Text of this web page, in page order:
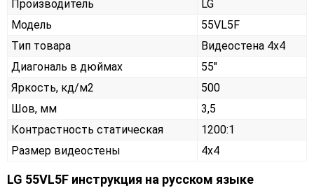
Производитель
LG
Модель
55VL5F
Тип товара
Видеостена 4х4
Диагональ в дюймах
55"
Яркость, кд/м2
500
Шов, мм
3,5
Контрастность статическая
1200:1
Размер видеостены
4x4
LG 55VL5F инструкция на русском языке